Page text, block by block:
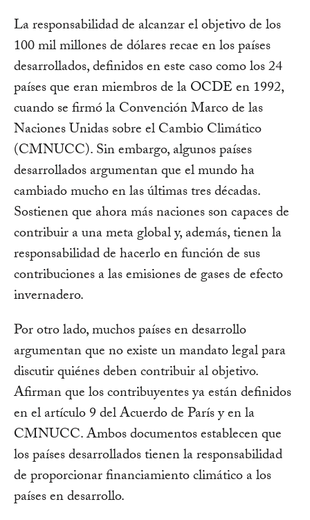
La responsabilidad de alcanzar el objetivo de los
100 mil millones de dólares recae en los países
desarrollados, definidos en este caso como los 24
países que eran miembros de la OCDE en 1992,
cuando se firmó la Convención Marco de las
Naciones Unidas sobre el Cambio Climático
(CMNUCC). Sin embargo, algunos países
desarrollados argumentan que el mundo ha
cambiado mucho en las últimas tres décadas.
Sostienen que ahora más naciones son capaces de
contribuir a una meta global y, además, tienen la
responsabilidad de hacerlo en función de sus
contribuciones a las emisiones de gases de efecto
invernadero.
Por otro lado, muchos países en desarrollo
argumentan que no existe un mandato legal para
discutir quiénes deben contribuir al objetivo.
Afirman que los contribuyentes ya están definidos
en el artículo 9 del Acuerdo de París y en la
CMNUCC. Ambos documentos establecen que
los países desarrollados tienen la responsabilidad
de proporcionar financiamiento climático a los
países en desarrollo.